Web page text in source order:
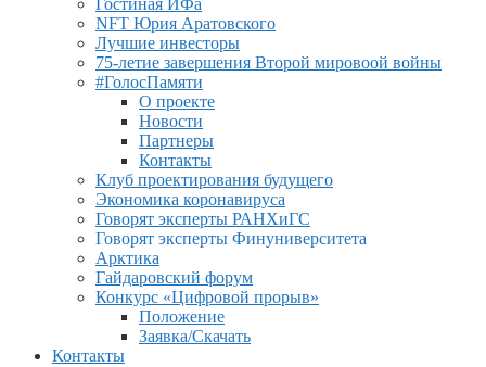
Гостиная ИФа
NFT Юрия Аратовского
Лучшие инвесторы
75-летие завершения Второй мировоой войны
#ГолосПамяти
О проекте
Новости
Партнеры
Контакты
Клуб проектирования будущего
Экономика коронавируса
Говорят эксперты РАНХиГС
Говорят эксперты Финуниверситета
Арктика
Гайдаровский форум
Конкурс «Цифровой прорыв»
Положение
Заявка/Скачать
Контакты